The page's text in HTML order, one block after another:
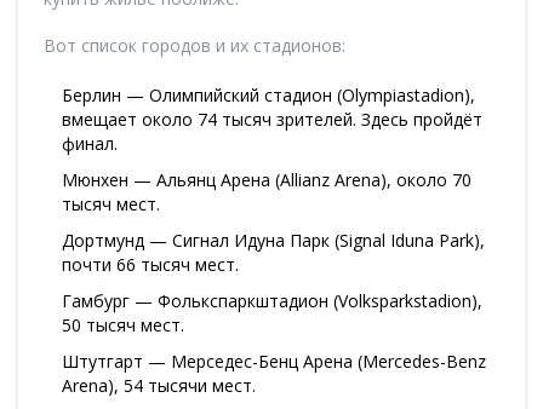
Вот список городов и их стадионов:
Берлин — Олимпийский стадион (Olympiastadion),
вмещает около 74 тысяч зрителей. Здесь пройдёт
финал.
Мюнхен — Альянц Арена (Allianz Arena), около 70
тысяч мест.
Дортмунд — Сигнал Идуна Парк (Signal Iduna Park),
почти 66 тысяч мест.
Гамбург — Фолькспаркштадион (Volksparkstadion),
50 тысяч мест.
Штутгарт — Мерседес-Бенц Арена (Mercedes-Benz
Arena), 54 тысячи мест.